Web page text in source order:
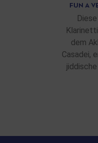
FUN A
dem
Casadei,